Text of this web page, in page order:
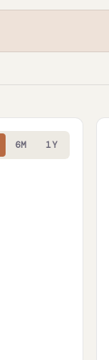
6M 1Y